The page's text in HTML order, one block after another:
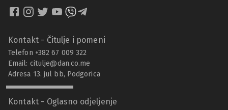
Kontakt - Čitulje i pomeni
Telefon +382 67 009 322
Email: citulje@dan.co.me
Adresa 13. jul bb, Podgorica
Kontakt - Oglasno odjeljenje